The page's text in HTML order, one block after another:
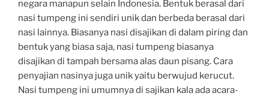
negara manapun selain Indonesia. Bentuk berasal dari
nasi tumpeng ini sendiri unik dan berbeda berasal dari
nasi lainnya. Biasanya nasi disajikan di dalam piring dan
bentuk yang biasa saja, nasi tumpeng biasanya
disajikan di tampah bersama alas daun pisang. Cara
penyajian nasinya juga unik yaitu berwujud kerucut.
Nasi tumpeng ini umumnya di sajikan kala ada acara-